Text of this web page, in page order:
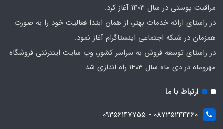
مراقبت پوستی در سال 1403 آغاز کرد.
در راستای ارائه خدمات بهتر، از همان ابتدا فعالیت خود را به صورت
همزمان در شبکه اجتماعی اینستاگرام آغاز نمود.
در راستای توسعه فروش به سراسر کشور، وب سایت اینترنتی فروشگاه
مهروماه در دی ماه سال 1403 راه اندازی شد.
ارتباط با ما
08735244360 - 09356147755